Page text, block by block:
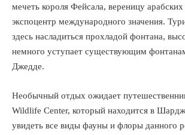
мечеть короля Фейсала, вереницу
экспоцентр международного значения.
здесь насладиться прохладой фонтана,
немного уступает существующим
Джедде.
Необычный отдых ожидает
Wildlife Center, который находится в
увидеть все виды фауны и флоры данного